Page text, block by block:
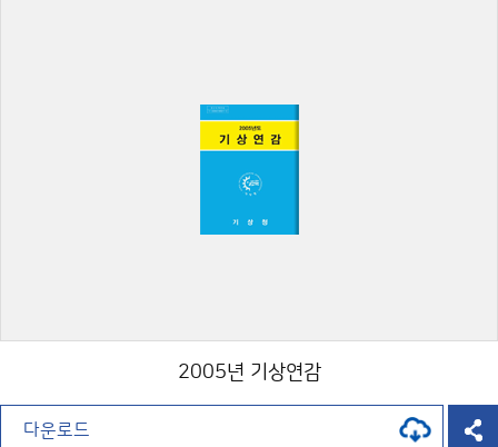
2005년 기상연감
다운로드